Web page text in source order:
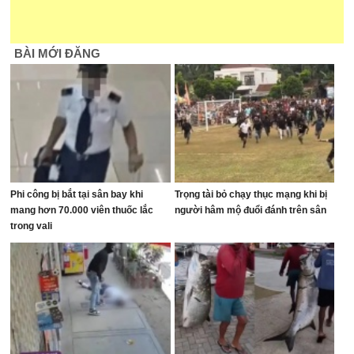
BÀI MỚI ĐĂNG
Phi công bị bắt tại sân bay khi
mang hơn 70.000 viên thuốc lắc
trong vali
Trọng tài bỏ chạy thục mạng khi bị
người hâm mộ đuổi đánh trên sân